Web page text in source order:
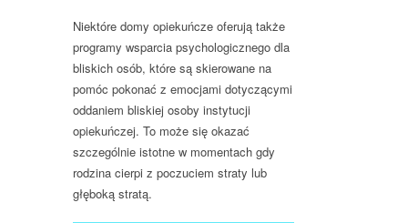
Niektóre domy opiekuńcze oferują także
programy wsparcia psychologicznego dla
bliskich osób, które są skierowane na
pomóc pokonać z emocjami dotyczącymi
oddaniem bliskiej osoby instytucji
opiekuńczej. To może się okazać
szczególnie istotne w momentach gdy
rodzina cierpi z poczuciem straty lub
głęboką stratą.